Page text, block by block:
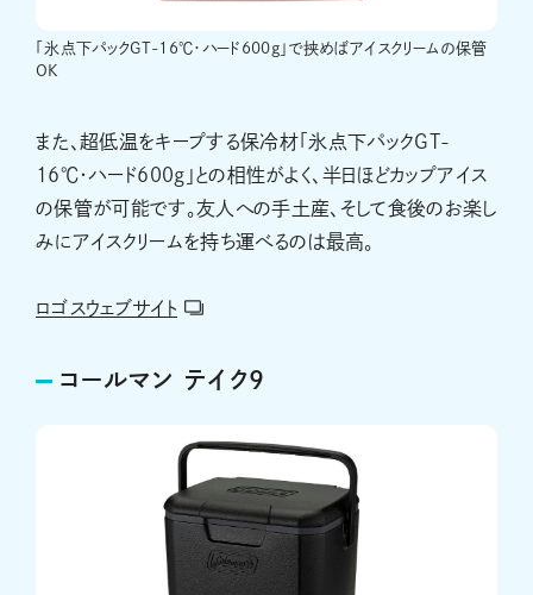
「氷点下パックGT-16℃・ハード600g」で挟めばアイスクリームの保管
OK
また、超低温をキープする保冷材「氷点下パックGT-
16℃・ハード600g」との相性がよく、半日ほどカップアイス
の保管が可能です。友人への手土産、そして食後のお楽し
みにアイスクリームを持ち運べるのは最高。
ロゴスウェブサイト
コールマン テイク9